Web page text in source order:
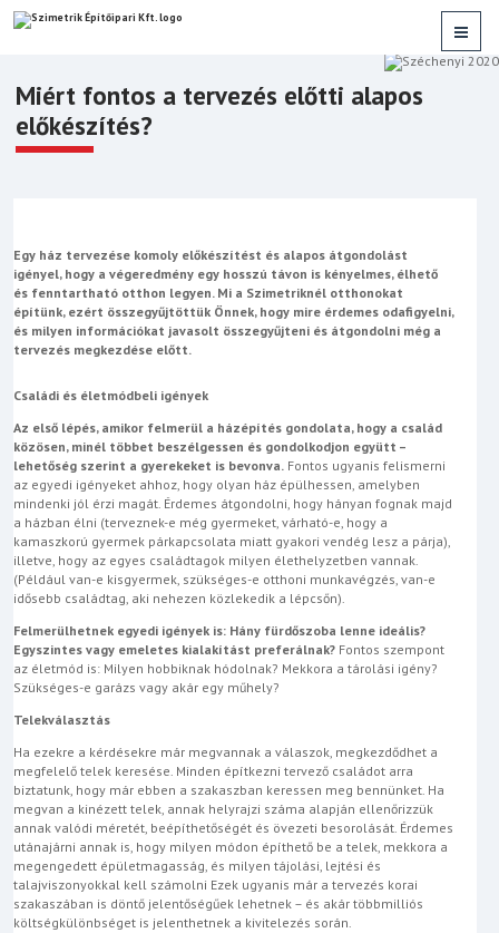
Miért fontos a tervezés előtti alapos
előkészítés?
Egy ház tervezése komoly előkészítést és alapos átgondolást
igényel, hogy a végeredmény egy hosszú távon is kényelmes, élhető
és fenntartható otthon legyen. Mi a Szimetriknél otthonokat
építünk, ezért összegyűjtöttük Önnek, hogy mire érdemes odafigyelni,
és milyen információkat javasolt összegyűjteni és átgondolni még a
tervezés megkezdése előtt.
Családi és életmódbeli igények
Az első lépés, amikor felmerül a házépítés gondolata, hogy a család
közösen, minél többet beszélgessen és gondolkodjon együtt –
lehetőség szerint a gyerekeket is bevonva. Fontos ugyanis felismerni
az egyedi igényeket ahhoz, hogy olyan ház épülhessen, amelyben
mindenki jól érzi magát. Érdemes átgondolni, hogy hányan fognak majd
a házban élni (terveznek-e még gyermeket, várható-e, hogy a
kamaszkorú gyermek párkapcsolata miatt gyakori vendég lesz a párja),
illetve, hogy az egyes családtagok milyen élethelyzetben vannak.
(Például van-e kisgyermek, szükséges-e otthoni munkavégzés, van-e
idősebb családtag, aki nehezen közlekedik a lépcsőn).
Felmerülhetnek egyedi igények is: Hány fürdőszoba lenne ideális?
Egyszintes vagy emeletes kialakítást preferálnak? Fontos szempont
az életmód is: Milyen hobbiknak hódolnak? Mekkora a tárolási igény?
Szükséges-e garázs vagy akár egy műhely?
Telekválasztás
Ha ezekre a kérdésekre már megvannak a válaszok, megkezdődhet a
megfelelő telek keresése. Minden építkezni tervező családot arra
biztatunk, hogy már ebben a szakaszban keressen meg bennünket. Ha
megvan a kinézett telek, annak helyrajzi száma alapján ellenőrizzük
annak valódi méretét, beépíthetőségét és övezeti besorolását. Érdemes
utánajárni annak is, hogy milyen módon építhető be a telek, mekkora a
megengedett épületmagasság, és milyen tájolási, lejtési és
talajviszonyokkal kell számolni Ezek ugyanis már a tervezés korai
szakaszában is döntő jelentőségűek lehetnek – és akár többmilliós
költségkülönbséget is jelenthetnek a kivitelezés során.